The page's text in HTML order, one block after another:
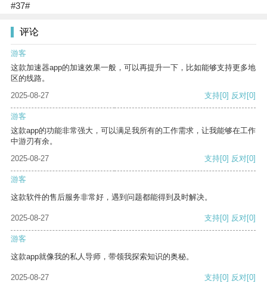
#37#
评论
游客
这款加速器app的加速效果一般，可以再提升一下，比如能够支持更多地
区的线路。
2025-08-27
支持[0] 反对[0]
游客
这款app的功能非常强大，可以满足我所有的工作需求，让我能够在工作
中游刃有余。
2025-08-27
支持[0] 反对[0]
游客
这款软件的售后服务非常好，遇到问题都能得到及时解决。
2025-08-27 支持[0] 反对[0]
游客
这款app就像我的私人导师，带领我探索知识的奥秘。
2025-08-27 支持[0] 反对[0]